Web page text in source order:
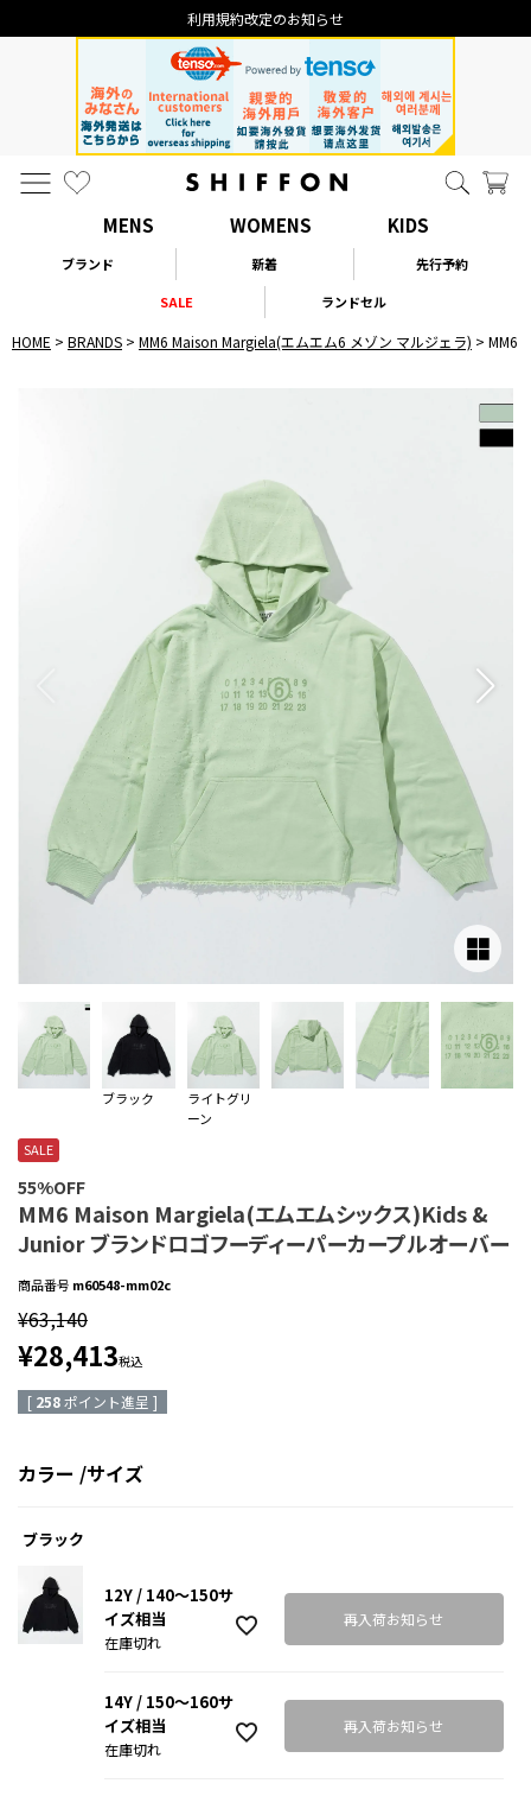
利用規約改定のお知らせ
MENS WOMENS KIDS
ブランド 新着
先行予約
SALE
ランドセル
HOME BRANDS MM6 Maison Margiela(エムエム6 メゾン マルジェラ) MM6
ブラック
ライトグリ
ーン
SALE
55%OFF
MM6 Maison Margiela(エムエムシックス)Kids &
Junior ブランドロゴフーディーパーカープルオーバー
商品番号 m60548-mm02c
¥63,140
¥28,413税込
[ 258ポイント進呈 ]
カラー サイズ
ブラック
12Y / 140～150サ
イズ相当
在庫切れ
再入荷お知らせ
14Y / 150～160サ
イズ相当
在庫切れ
再入荷お知らせ